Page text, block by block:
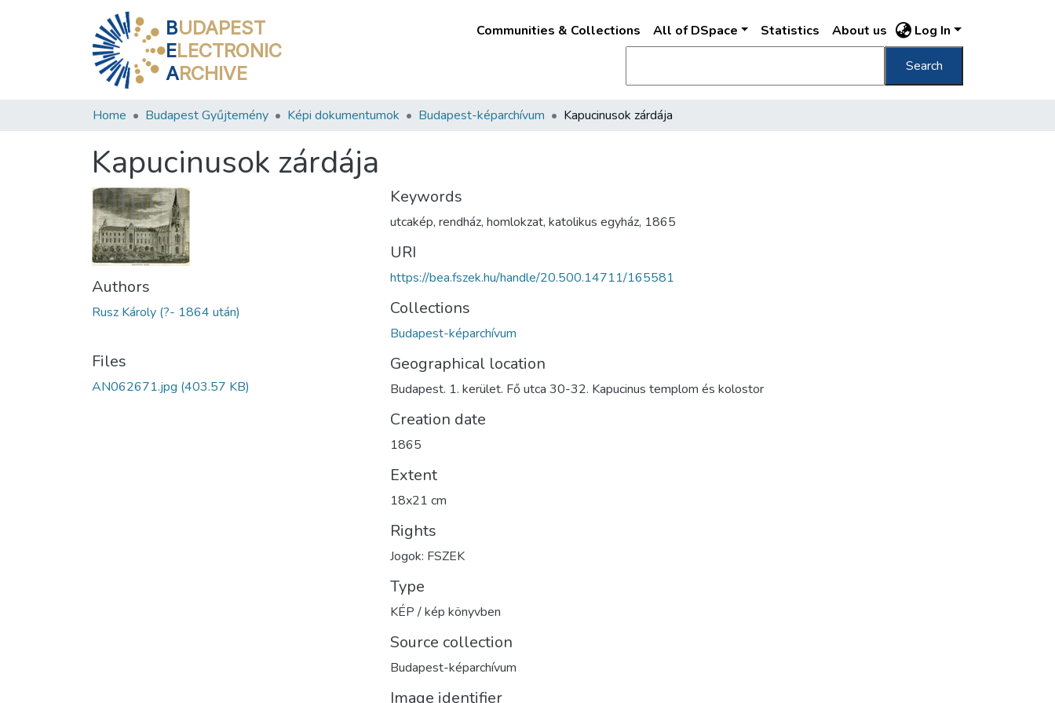
BUDAPEST
ELECTRONIC
ARCHIVE
Communities & Collections All of DSpace Statistics About us Log In
Search
Home Budapest Gyűjtemény Képi dokumentumok Budapest-képarchívum Kapucinusok zárdája
Kapucinusok zárdája
Authors
Rusz Károly (?- 1864 után)
Files
AN062671.jpg (403.57 KB)
Keywords
utcakép, rendház, homlokzat, katolikus egyház, 1865
URI
https://bea.fszek.hu/handle/20.500.14711/165581
Collections
Budapest-képarchívum
Geographical location
Budapest. 1. kerület. Fő utca 30-32. Kapucinus templom és kolostor
Creation date
1865
Extent
18x21 cm
Rights
Jogok: FSZEK
Type
KÉP / kép könyvben
Source collection
Budapest-képarchívum
Image identifier